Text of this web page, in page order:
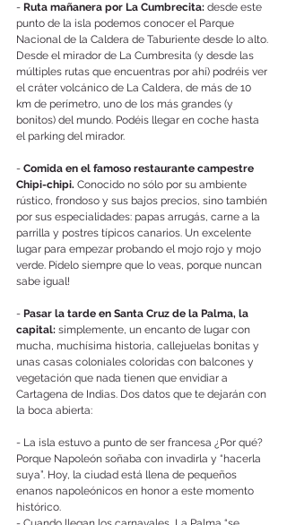
- Ruta mañanera por La Cumbrecita: desde este
punto de la isla podemos conocer el Parque
Nacional de la Caldera de Taburiente desde lo alto.
Desde el mirador de La Cumbresita (y desde las
múltiples rutas que encuentras por ahí) podréis ver
el cráter volcánico de La Caldera, de más de 10
km de perímetro, uno de los más grandes (y
bonitos) del mundo. Podéis llegar en coche hasta
el parking del mirador.
- Comida en el famoso restaurante campestre
Chipi-chipi. Conocido no sólo por su ambiente
rústico, frondoso y sus bajos precios, sino también
por sus especialidades: papas arrugás, carne a la
parrilla y postres típicos canarios. Un excelente
lugar para empezar probando el mojo rojo y mojo
verde. Pídelo siempre que lo veas, porque nuncan
sabe igual!
- Pasar la tarde en Santa Cruz de la Palma, la
capital: simplemente, un encanto de lugar con
mucha, muchísima historia, callejuelas bonitas y
unas casas coloniales coloridas con balcones y
vegetación que nada tienen que envidiar a
Cartagena de Indias. Dos datos que te dejarán con
la boca abierta:
- La isla estuvo a punto de ser francesa ¿Por qué?
Porque Napoleón soñaba con invadirla y “hacerla
suya”. Hoy, la ciudad está llena de pequeños
enanos napoleónicos en honor a este momento
histórico.